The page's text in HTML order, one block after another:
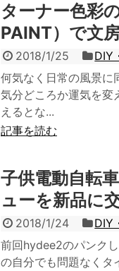
ターナー色彩
PAINT）で文
2018/1/25
DIY
何気なく日常の風景に
気分どころか運気を変
えるとな...
記事を読む
子供電動自転
ューを新品に
2018/1/24
DIY
前回hydee2のパンク
の自分でも問題なくタ